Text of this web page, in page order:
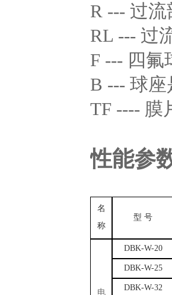
R --- 过流
RL --- 过
F --- 四氟
B --- 球座
TF ---- 膜
性能参
名
称
型 号
电
DBK-W-20
DBK-W-25
DBK-W-32